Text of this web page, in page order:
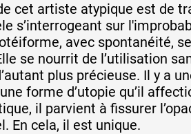
cet artiste atypique est de
s’interrogeant sur
avec spontanéité,
se nourrit de l’utilisation
plus précieuse. Il y a
forme d’utopie qu’il
il parvient à fissurer
En cela, il est unique.